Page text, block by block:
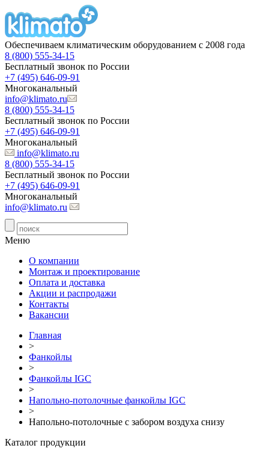
Обеспечиваем климатическим оборудованием с 2008 года
8 (800) 555-34-15
Бесплатный звонок по России
+7 (495) 646-09-91
Многоканальный
info@klimato.ru
8 (800) 555-34-15
Бесплатный звонок по России
+7 (495) 646-09-91
Многоканальный
info@klimato.ru
8 (800) 555-34-15
Бесплатный звонок по России
+7 (495) 646-09-91
Многоканальный
info@klimato.ru
Меню
О компании
Монтаж и проектирование
Оплата и доставка
Акции и распродажи
Контакты
Вакансии
Главная
>
Фанкойлы
>
Фанкойлы IGC
>
Напольно-потолочные фанкойлы IGC
>
Напольно-потолочные с забором воздуха снизу
Каталог продукции